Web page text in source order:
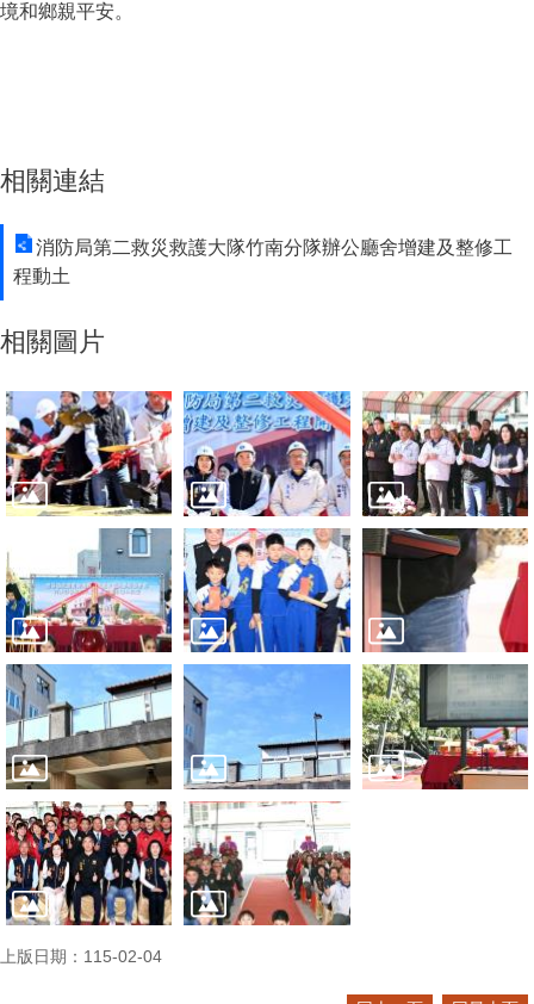
境和鄉親平安。
相關連結
消防局第二救災救護大隊竹南分隊辦公廳舍增建及整修工
程動土
相關圖片
上版日期：115-02-04